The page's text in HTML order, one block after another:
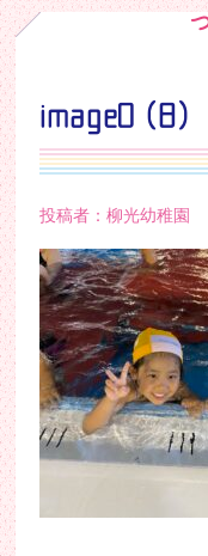
image0 (8)
投稿者：柳光幼稚園